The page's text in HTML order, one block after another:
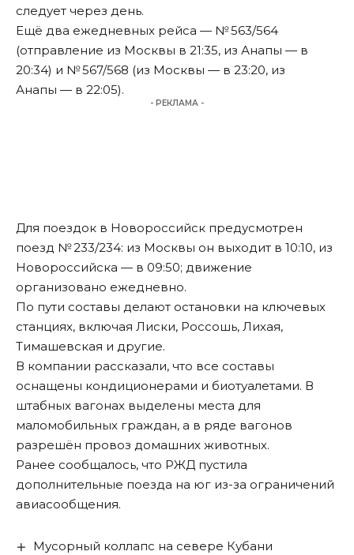
следует через день.
Ещё два ежедневных рейса — № 563/564
(отправление из Москвы в 21:35, из Анапы — в
20:34) и № 567/568 (из Москвы — в 23:20, из
Анапы — в 22:05).
- РЕКЛАМА -
Для поездок в Новороссийск предусмотрен
поезд № 233/234: из Москвы он выходит в 10:10, из
Новороссийска — в 09:50; движение
организовано ежедневно.
По пути составы делают остановки на ключевых
станциях, включая Лиски, Россошь, Лихая,
Тимашевская и другие.
В компании рассказали, что все составы
оснащены кондиционерами и биотуалетами. В
штабных вагонах выделены места для
маломобильных граждан, а в ряде вагонов
разрешён провоз домашних животных.
Ранее сообщалось, что РЖД пустила
дополнительные поезда на юг из-за ограничений
авиасообщения.
Мусорный коллапс на севере Кубани